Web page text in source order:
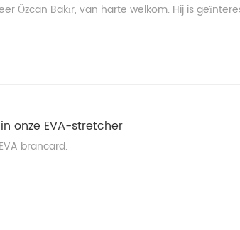
Özcan Bakır, van harte welkom. Hij is
onze EVA-stretcher
brancard.